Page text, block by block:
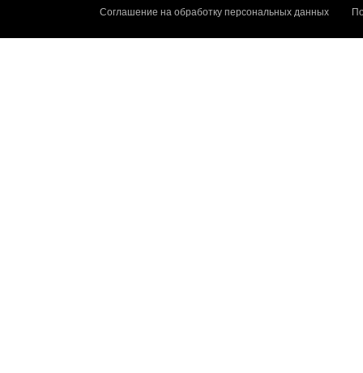
Соглашение на обработку персональных данных